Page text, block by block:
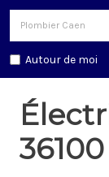
Autour de moi
36100